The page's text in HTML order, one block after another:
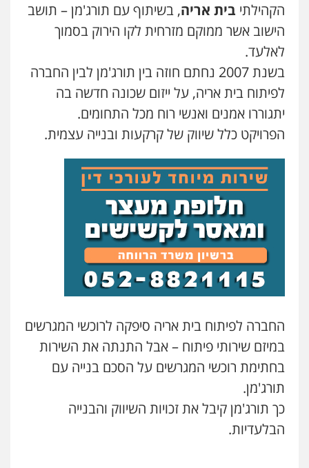
עו"ד אלינור מתיתיה
פלילי תעבורה צבאי משפחה
0526577766
עו"ד מוחמד סביחאת
פשיעה כלכלית
0525077716
חנא בולוס – משרד עורכי דין
פלילי פשיעה חמורה צווארון לבן
0546661544
עו"ד אייל אוחיון
פלילי עורכי דין לענייני אסירים מעצרים
וחקירות
0523602602
עו"ד אשרף שחאדה
תעבורה
0549535659
רעות כהן – משרד עורכי דין
פלילי צווארון לבן תעבורה אסירים
הקהילתי בית אריה, בשיתוף עם תורג'מן – תושב
הישוב אשר ממוקם מזרחית לקו הירוק בסמוך
לאלעד.
בשנת 2007 נחתם חוזה בין תורג'מן לבין החברה
לפיתוח בית אריה, על ייזום שכונה חדשה בה
יתגוררו אמנים ואנשי רוח מכל התחומים.
הפרויקט כלל שיווק של קרקעות ובנייה עצמית.
החברה לפיתוח בית אריה סיפקה לרוכשי המגרשים
במיזם שירותי פיתוח – אבל התנתה את השירות
בחתימת רוכשי המגרשים על הסכם בנייה עם
תורג'מן.
כך תורג'מן קיבל את זכויות השיווק והבנייה
הבלעדיות.